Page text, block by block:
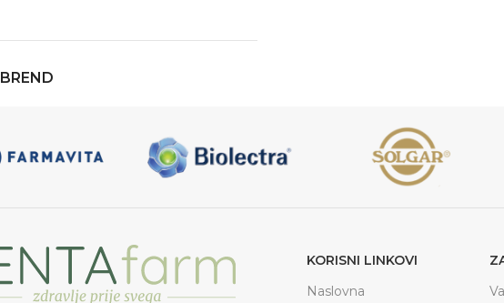
BREND
KORISNI LINKOVI
Naslovna